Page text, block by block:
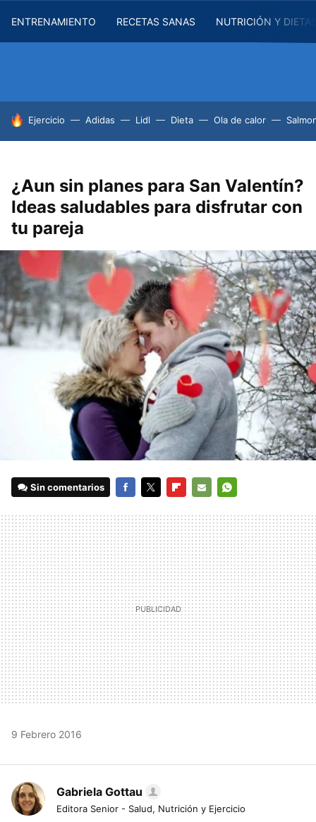
ENTRENAMIENTO RECETAS SANAS NUTRICIÓN Y
HOY SE HABLA DE
Ejercicio Adidas Lidl Dieta Ola de calor
¿Aun sin planes para San Valentín?
Ideas saludables para disfrutar con
tu pareja
Sin comentarios
MAIL
9 Febrero 2016
Gabriela Gottau
Editora Senior - Salud, Nutrición y Ejercicio